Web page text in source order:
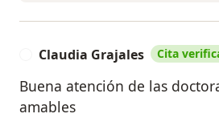
Claudia Grajales Cita
Buena atención de las
amables